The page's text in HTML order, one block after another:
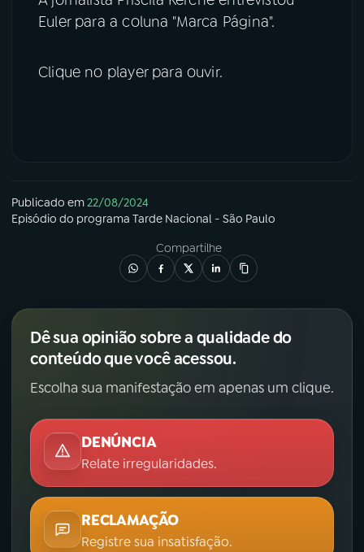
Euler para a coluna "Marca Página".
Clique no player para ouvir.
Publicado em22/08/2024
Episódio do programa Tarde Nacional - São Paulo
Compartilhe
Dê sua opinião sobre a qualidade do
conteúdo que você acessou.
Escolha sua manifestação em apenas um clique.
DENÚNCIA
Relate irregularidades.
RECLAMAÇÃO
Registre sua insatisfação.